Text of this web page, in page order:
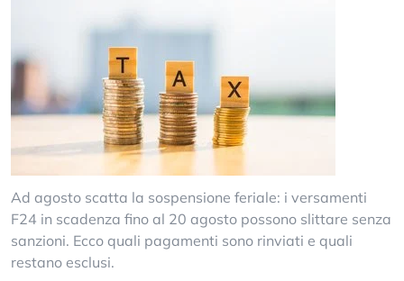
Ad agosto scatta la sospensione feriale: i versamenti
F24 in scadenza fino al 20 agosto possono slittare senza
sanzioni. Ecco quali pagamenti sono rinviati e quali
restano esclusi.